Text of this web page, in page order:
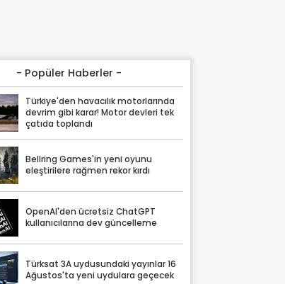
- Popüler Haberler -
Türkiye'den havacılık motorlarında
devrim gibi karar! Motor devleri tek
çatıda toplandı
Bellring Games'in yeni oyunu
eleştirilere rağmen rekor kırdı
OpenAI'den ücretsiz ChatGPT
kullanıcılarına dev güncelleme
Türksat 3A uydusundaki yayınlar 16
Ağustos'ta yeni uydulara geçecek